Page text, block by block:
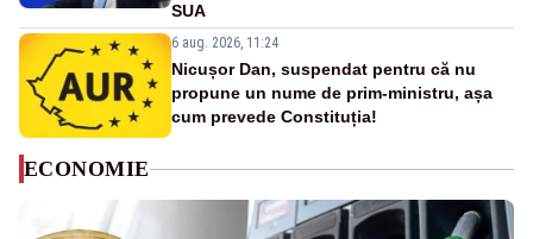
SUA
6 aug. 2026, 11:24
Nicușor Dan, suspendat pentru că nu
propune un nume de prim-ministru, așa
cum prevede Constituția!
ECONOMIE